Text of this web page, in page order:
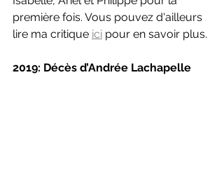
première fois. Vous pouvez d'ailleurs
lire ma critique ici pour en savoir plus.
2019: Décès d’Andrée Lachapelle